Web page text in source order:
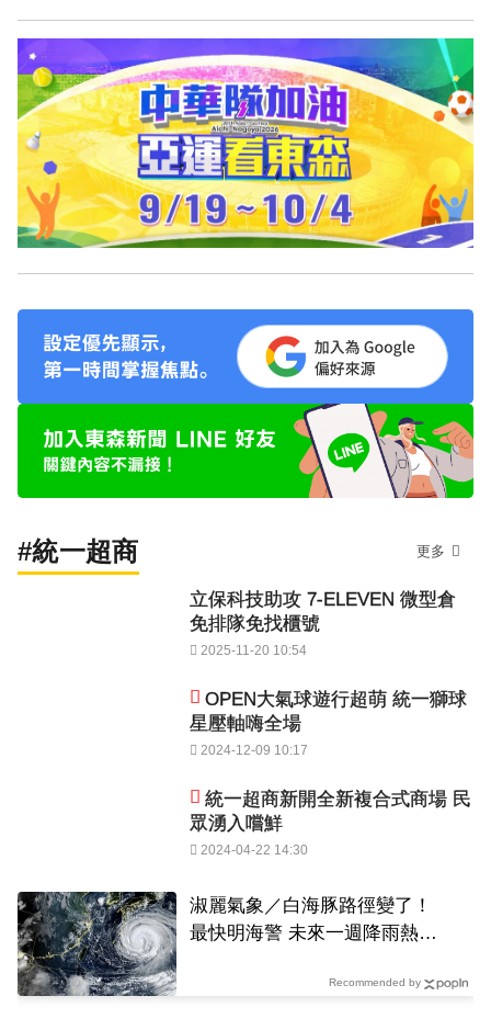
#統一超商 更多
立保科技助攻 7-ELEVEN 微型倉
免排隊免找櫃號
2025-11-20 10:54
OPEN大氣球遊行超萌 統一獅球
星壓軸嗨全場
2024-12-09 10:17
統一超商新開全新複合式商場 民
眾湧入嚐鮮
2024-04-22 14:30
淑麗氣象／白海豚路徑變了！
最快明海警 未來一週降雨熱區
Recommended by